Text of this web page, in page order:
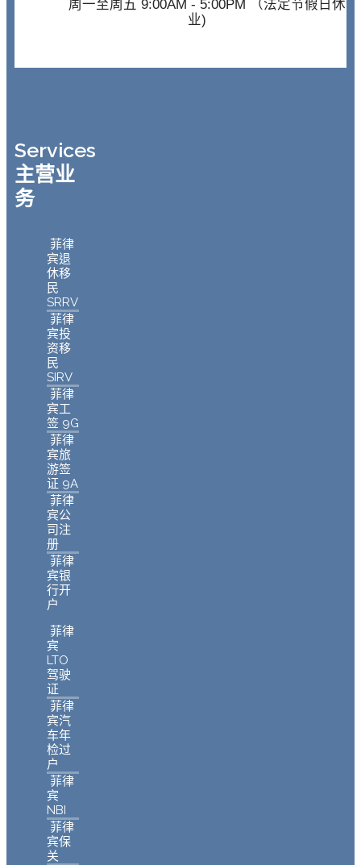
周一至周五 9:00AM - 5:00PM （法定节假日休
业)
Services
主营业
务
菲律
宾退
休移
民
SRRV
菲律
宾投
资移
民
SIRV
菲律
宾工
签 9G
菲律
宾旅
游签
证 9A
菲律
宾公
司注
册
菲律
宾银
行开
户
菲律
宾
LTO
驾驶
证
菲律
宾汽
车年
检过
户
菲律
宾
NBI
菲律
宾保
关